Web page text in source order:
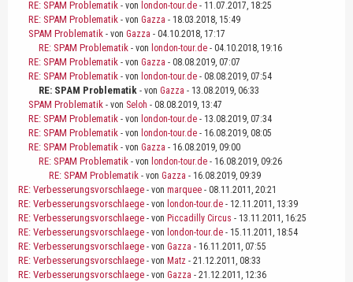
RE: SPAM Problematik - von london-tour.de - 11.07.2017, 18:25
RE: SPAM Problematik - von Gazza - 18.03.2018, 15:49
SPAM Problematik - von Gazza - 04.10.2018, 17:17
RE: SPAM Problematik - von london-tour.de - 04.10.2018, 19:16
RE: SPAM Problematik - von Gazza - 08.08.2019, 07:07
RE: SPAM Problematik - von london-tour.de - 08.08.2019, 07:54
RE: SPAM Problematik - von Gazza - 13.08.2019, 06:33
SPAM Problematik - von Seloh - 08.08.2019, 13:47
RE: SPAM Problematik - von london-tour.de - 13.08.2019, 07:34
RE: SPAM Problematik - von london-tour.de - 16.08.2019, 08:05
RE: SPAM Problematik - von Gazza - 16.08.2019, 09:00
RE: SPAM Problematik - von london-tour.de - 16.08.2019, 09:26
RE: SPAM Problematik - von Gazza - 16.08.2019, 09:39
RE: Verbesserungsvorschlaege - von marquee - 08.11.2011, 20:21
RE: Verbesserungsvorschlaege - von london-tour.de - 12.11.2011, 13:39
RE: Verbesserungsvorschlaege - von Piccadilly Circus - 13.11.2011, 16:25
RE: Verbesserungsvorschlaege - von london-tour.de - 15.11.2011, 18:54
RE: Verbesserungsvorschlaege - von Gazza - 16.11.2011, 07:55
RE: Verbesserungsvorschlaege - von Matz - 21.12.2011, 08:33
RE: Verbesserungsvorschlaege - von Gazza - 21.12.2011, 12:36